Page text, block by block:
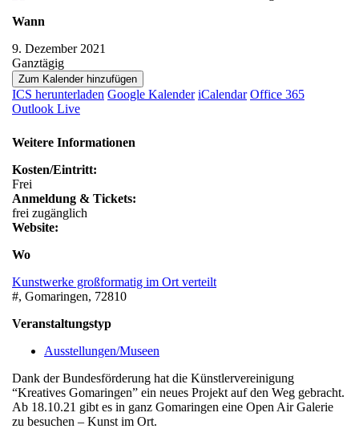
Wann
9. Dezember 2021
Ganztägig
Zum Kalender hinzufügen
ICS herunterladen Google Kalender iCalendar Office 365
Outlook Live
Weitere Informationen
Kosten/Eintritt:
Frei
Anmeldung & Tickets:
frei zugänglich
Website:
Wo
Kunstwerke großformatig im Ort verteilt
#, Gomaringen, 72810
Veranstaltungstyp
Ausstellungen/Museen
Dank der Bundesförderung hat die Künstlervereinigung
“Kreatives Gomaringen” ein neues Projekt auf den Weg gebracht.
Ab 18.10.21 gibt es in ganz Gomaringen eine Open Air Galerie
zu besuchen – Kunst im Ort.